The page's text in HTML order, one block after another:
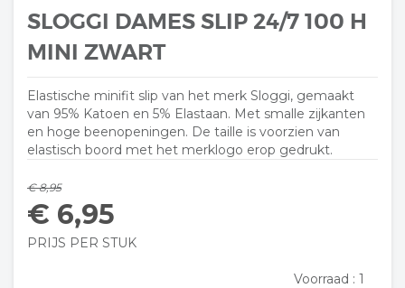
SLOGGI DAMES SLIP 24/7 100 H
MINI ZWART
Elastische minifit slip van het merk Sloggi, gemaakt
van 95% Katoen en 5% Elastaan. Met smalle zijkanten
en hoge beenopeningen. De taille is voorzien van
elastisch boord met het merklogo erop gedrukt.
€ 8,95
€ 6,95
PRIJS PER STUK
Voorraad : 1